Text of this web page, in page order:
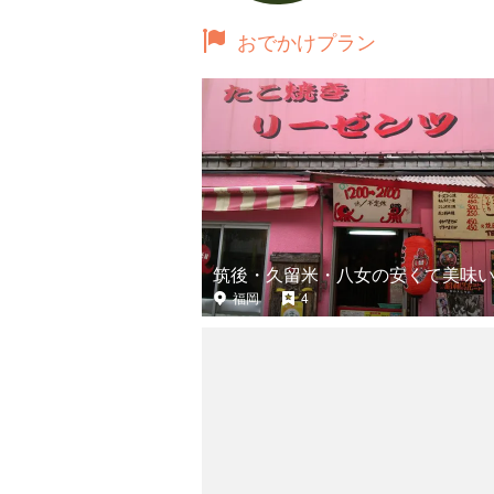
おでかけプラン
筑後・久留米・八女の安くて美味
福岡 4